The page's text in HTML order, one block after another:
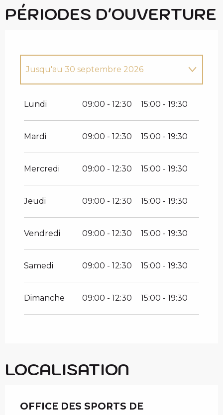
PÉRIODES D'OUVERTURE
Jusqu'au 30 septembre 2026
1 décembre 2026
Lundi 09:00 - 12:30 15:00 - 19:30
Mardi 09:00 - 12:30 15:00 - 19:30
Mercredi 09:00 - 12:30 15:00 - 19:30
Jeudi 09:00 - 12:30 15:00 - 19:30
Vendredi 09:00 - 12:30 15:00 - 19:30
Samedi 09:00 - 12:30 15:00 - 19:30
Dimanche 09:00 - 12:30 15:00 - 19:30
LOCALISATION
OFFICE DES SPORTS DE